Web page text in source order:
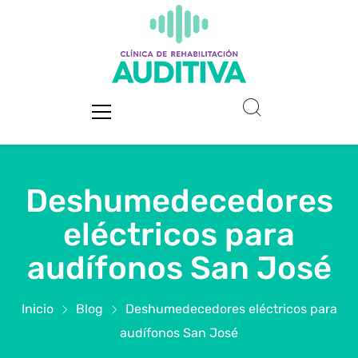
Deshumedecedores
eléctricos para
audífonos San José
Inicio Blog
Deshumedecedores eléctricos para
audífonos San José